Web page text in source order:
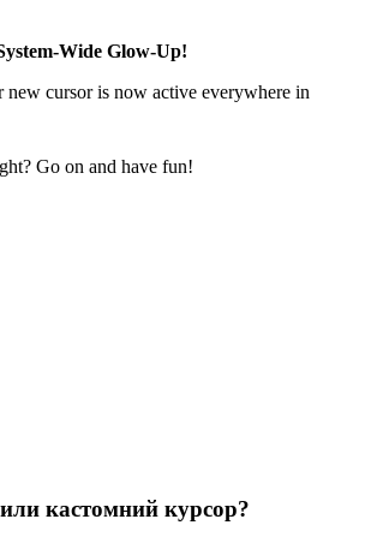
Wide Glow-Up!
new cursor is now active everywhere in
Go on and have fun!
кастомний курсор?